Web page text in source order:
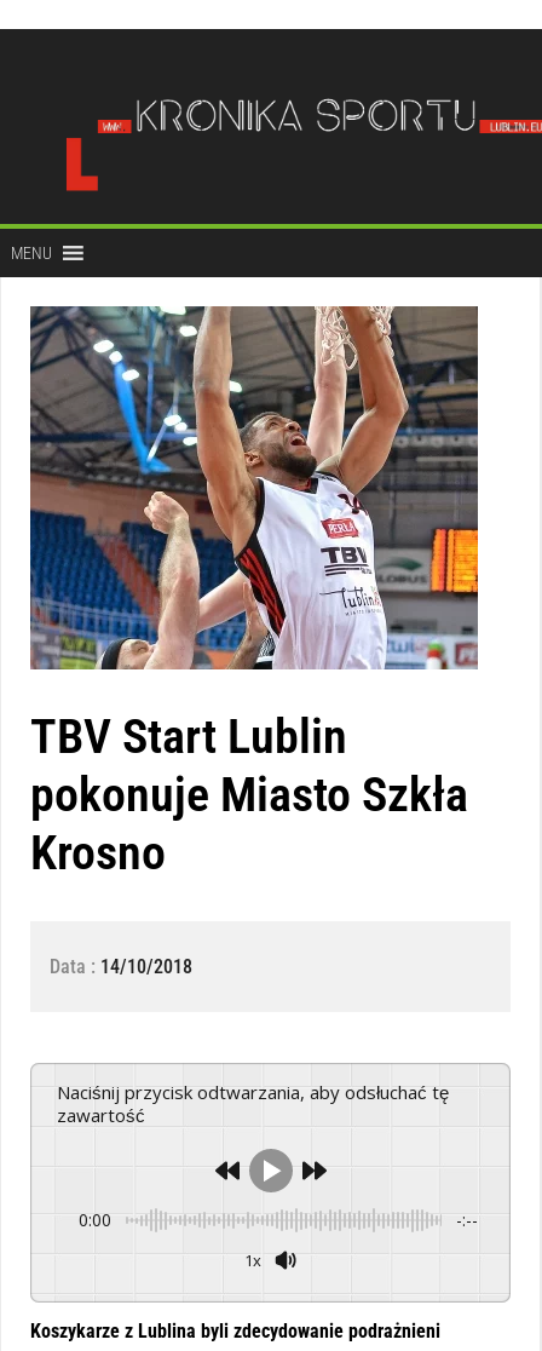
treści
MENU
TBV Start Lublin
pokonuje Miasto Szkła
Krosno
Data : 14/10/2018
Naciśnij przycisk odtwarzania, aby odsłuchać tę
zawartość
0:00 -:--
1x
Koszykarze z Lublina byli zdecydowanie podrażnieni